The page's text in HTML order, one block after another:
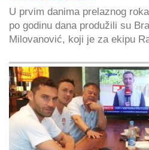
U prvim danima prelaznog
po godinu dana produžili su
Milovanović, koji je za ekipu